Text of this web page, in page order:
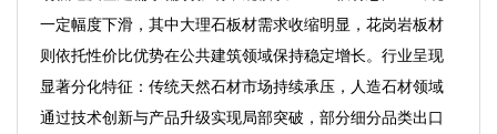
一定幅度下滑，其中大理石板材需求收缩明显，花岗岩板材
则依托性价比优势在公共建筑领域保持稳定增长。行业呈现
显著分化特征：传统天然石材市场持续承压，人造石材领域
通过技术创新与产品升级实现局部突破，部分细分品类出口